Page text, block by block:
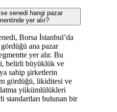
senedi hangi pazar
yer alır?
Borsa İstanbul’da
ana pazar
yer alır. Bu
belirli büyüklük ve
sahip şirketlerin
gördüğü, likiditesi ve
yükümlülükleri
standartları bulunan bir